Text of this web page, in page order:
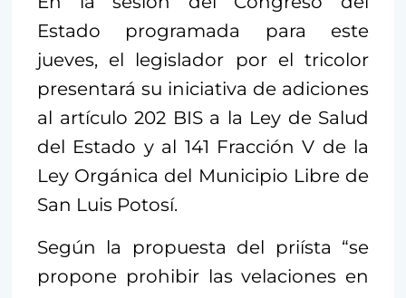
Estado programada para este
jueves, el legislador por el tricolor
presentará su iniciativa de adiciones
al artículo 202 BIS a la Ley de Salud
del Estado y al 141 Fracción V de la
Ley Orgánica del Municipio Libre de
San Luis Potosí.
Según la propuesta del priísta “se
propone prohibir las velaciones en